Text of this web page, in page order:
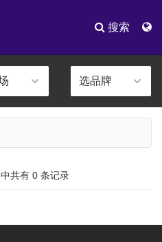
搜索
中共有 0 条记录